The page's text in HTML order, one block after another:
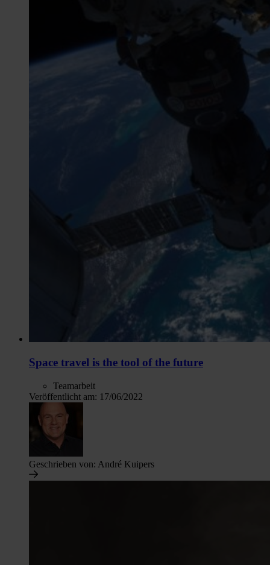
Space travel is the tool of the future
Teamarbeit
Veröffentlicht am: 17/06/2022
Geschrieben von: André Kuipers